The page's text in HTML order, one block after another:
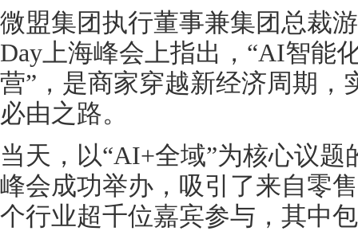
微盟集团执行董事兼集团总裁
Day上海峰会上指出，“AI智能
营”，是商家穿越新经济周期，
必由之路。
当天，以“AI+全域”为核心议题
峰会成功举办，吸引了来自零
个行业超千位嘉宾参与，其中